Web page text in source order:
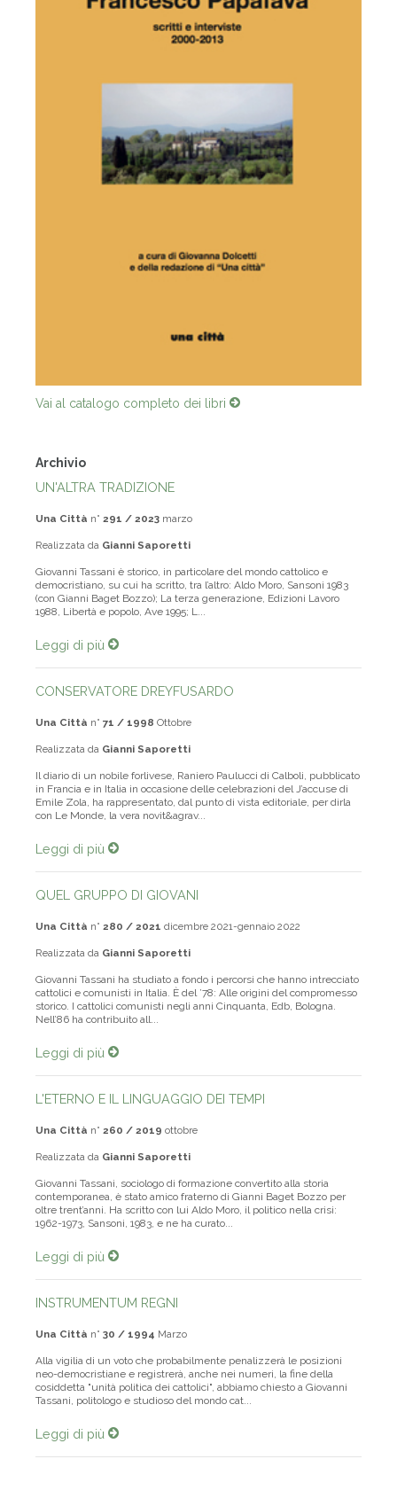
Vai al catalogo completo dei libri
Archivio
UN'ALTRA TRADIZIONE
Una Città n° 291 / 2023 marzo
Realizzata da Gianni Saporetti
Giovanni Tassani è storico, in particolare del mondo cattolico e
democristiano, su cui ha scritto, tra l’altro: Aldo Moro, Sansoni 1983
(con Gianni Baget Bozzo); La terza generazione, Edizioni Lavoro
1988, Libertà e popolo, Ave 1995; L...
Leggi di più
CONSERVATORE DREYFUSARDO
Una Città n° 71 / 1998 Ottobre
Realizzata da Gianni Saporetti
Il diario di un nobile forlivese, Raniero Paulucci di Calboli, pubblicato
in Francia e in Italia in occasione delle celebrazioni del J’accuse di
Emile Zola, ha rappresentato, dal punto di vista editoriale, per dirla
con Le Monde, la vera novit&agrav...
Leggi di più
QUEL GRUPPO DI GIOVANI
Una Città n° 280 / 2021 dicembre 2021-gennaio 2022
Realizzata da Gianni Saporetti
Giovanni Tassani ha studiato a fondo i percorsi che hanno intrecciato
cattolici e comunisti in Italia. È del ’78: Alle origini del compromesso
storico. I cattolici comunisti negli anni Cinquanta, Edb, Bologna.
Nell’86 ha contribuito all...
Leggi di più
L'ETERNO E IL LINGUAGGIO DEI TEMPI
Una Città n° 260 / 2019 ottobre
Realizzata da Gianni Saporetti
Giovanni Tassani, sociologo di formazione convertito alla storia
contemporanea, è stato amico fraterno di Gianni Baget Bozzo per
oltre trent’anni. Ha scritto con lui Aldo Moro, il politico nella crisi:
1962-1973, Sansoni, 1983, e ne ha curato...
Leggi di più
INSTRUMENTUM REGNI
Una Città n° 30 / 1994 Marzo
Alla vigilia di un voto che probabilmente penalizzerà le posizioni
neo-democristiane e registrerà, anche nei numeri, la fine della
cosiddetta "unità politica dei cattolici", abbiamo chiesto a Giovanni
Tassani, politologo e studioso del mondo cat...
Leggi di più